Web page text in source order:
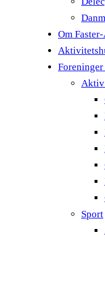
Om
Aktiv
Sport